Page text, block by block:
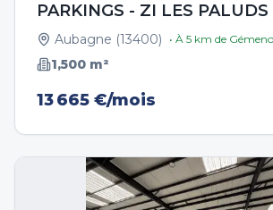
PARKINGS - ZI LES
Aubagne (13400) • À 5 km de
1,500 m²
13 665 €/mois